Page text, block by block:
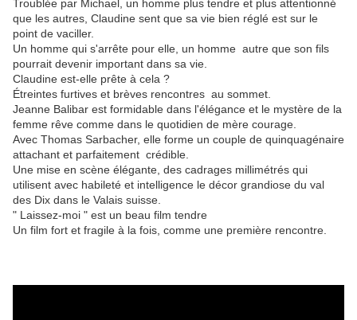
Troublée par Michael, un homme plus tendre et plus attentionné
que les autres, Claudine sent que sa vie bien réglé est sur le
point de vaciller.
Un homme qui s'arrête pour elle, un homme autre que son fils
pourrait devenir important dans sa vie.
Claudine est-elle prête à cela ?
Étreintes furtives et brèves rencontres au sommet.
Jeanne Balibar est formidable dans l'élégance et le mystère de la
femme rêve comme dans le quotidien de mère courage.
Avec Thomas Sarbacher, elle forme un couple de quinquagénaire
attachant et parfaitement crédible.
Une mise en scène élégante, des cadrages millimétrés qui
utilisent avec habileté et intelligence le décor grandiose du val
des Dix dans le Valais suisse.
" Laissez-moi " est un beau film tendre
Un film fort et fragile à la fois, comme une première rencontre.​